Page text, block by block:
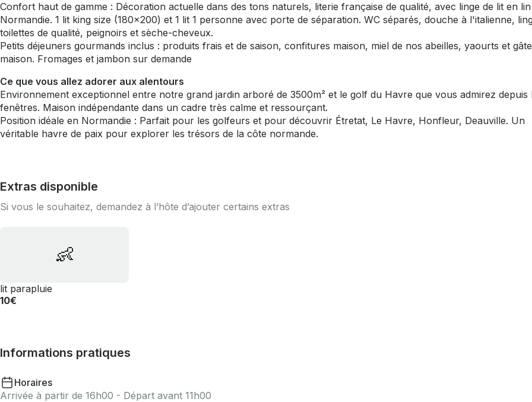
Confort haut de gamme : Décoration actuelle dans des tons naturels, literie française de qualité, avec linge de lit en
Normandie. 1 lit king size (180x200) et 1 lit 1 personne avec porte de séparation. WC séparés, douche à l'italienne,
toilettes de qualité, peignoirs et sèche-cheveux.
Petits déjeuners gourmands inclus : produits frais et de saison, confitures maison, miel de nos abeilles, yaourts et
maison. Fromages et jambon sur demande
Ce que vous allez adorer aux alentours
Environnement exceptionnel entre notre grand jardin arboré de 3500m² et le golf du Havre que vous admirez depuis
fenêtres. Maison indépendante dans un cadre très calme et ressourçant.
Position idéale en Normandie : Parfait pour les golfeurs et pour découvrir Étretat, Le Havre, Honfleur, Deauville. Un
véritable havre de paix pour explorer les trésors de la côte normande.
Extras disponible
Si vous le souhaitez, demandez à l’hôte d’ajouter certains extras
👶
lit parapluie
10€
Informations pratiques
Horaires
Arrivée à partir de 16h00 - Départ avant 11h00